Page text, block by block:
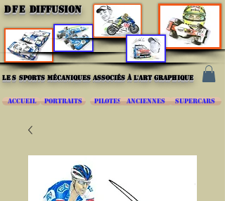
DFE DIFFUSION
les sports mécaniques associés à l'art graphique
ACCUEIL PORTRAITS PILOTES ANCIENNES SUPERCARS